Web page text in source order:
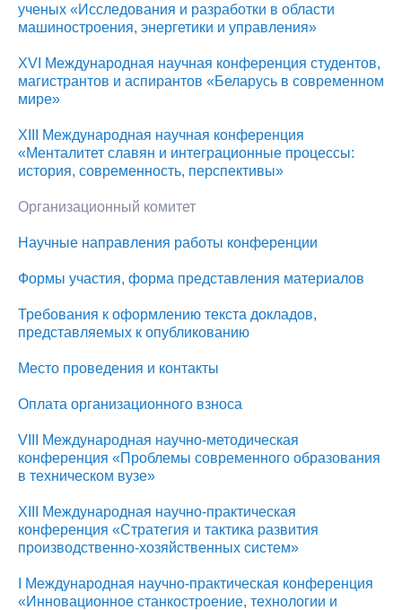
ученых «Исследования и разработки в области
машиностроения, энергетики и управления»
XVI Международная научная конференция студентов,
магистрантов и аспирантов «Беларусь в современном
мире»
XIII Международная научная конференция
«Менталитет славян и интеграционные процессы:
история, современность, перспективы»
Организационный комитет
Научные направления работы конференции
Формы участия, форма представления материалов
Требования к оформлению текста докладов,
представляемых к опубликованию
Место проведения и контакты
Оплата организационного взноса
VIII Международная научно-методическая
конференция «Проблемы современного образования
в техническом вузе»
ХIII Международная научно-практическая
конференция «Стратегия и тактика развития
производственно-хозяйственных систем»
I Международная научно-практическая конференция
«Инновационное станкостроение, технологии и